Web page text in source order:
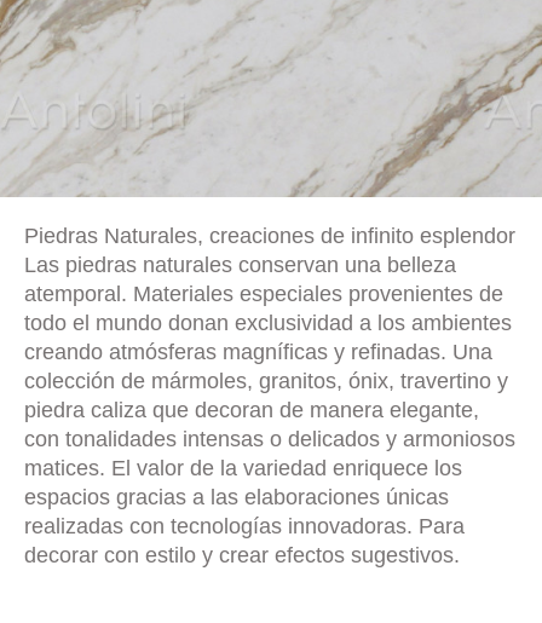
Piedras Naturales, creaciones de infinito esplendor
Las piedras naturales conservan una belleza
atemporal. Materiales especiales provenientes de
todo el mundo donan exclusividad a los ambientes
creando atmósferas magníficas y refinadas. Una
colección de mármoles, granitos, ónix, travertino y
piedra caliza que decoran de manera elegante,
con tonalidades intensas o delicados y armoniosos
matices. El valor de la variedad enriquece los
espacios gracias a las elaboraciones únicas
realizadas con tecnologías innovadoras. Para
decorar con estilo y crear efectos sugestivos.